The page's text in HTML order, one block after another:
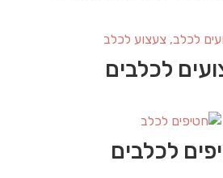
לכלבים
לכלבים